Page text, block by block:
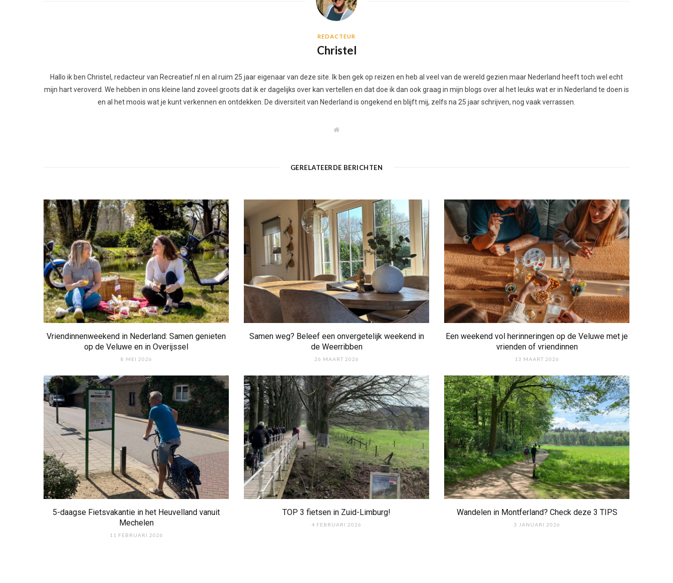
REDACTEUR
Christel
Hallo ik ben Christel, redacteur van Recreatief.nl en al ruim 25 jaar eigenaar van deze site. Ik ben gek op reizen en heb al veel van de wereld gezien maar Nederland heeft toch wel echt
mijn hart veroverd. We hebben in ons kleine land zoveel groots dat ik er dagelijks over kan vertellen en dat doe ik dan ook graag in mijn blogs over al het leuks wat er in Nederland te doen is
en al het moois wat je kunt verkennen en ontdekken. De diversiteit van Nederland is ongekend en blijft mij, zelfs na 25 jaar schrijven, nog vaak verrassen.
W
e
GERELATEERDE BERICHTEN
Vriendinnenweekend in Nederland: Samen genieten
op de Veluwe en in Overijssel
8 MEI 2026
Samen weg? Beleef een onvergetelijk weekend in
de Weerribben
26 MAART 2026
Een weekend vol herinneringen op de Veluwe met je
vrienden of vriendinnen
13 MAART 2026
5-daagse Fietsvakantie in het Heuvelland vanuit
Mechelen
11 FEBRUARI 2026
TOP 3 fietsen in Zuid-Limburg!
4 FEBRUARI 2026
Wandelen in Montferland? Check deze 3 TIPS
3 JANUARI 2026